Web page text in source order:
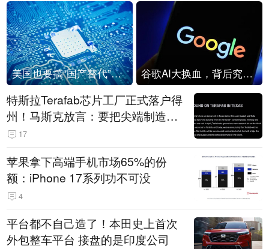
美国也要搞“国产替代”？先算清三笔账 谷歌AI大换血，背后究竟发生了什么？
特斯拉Terafab芯片工厂正式落户得
州！马斯克放言：要把尖端制造带
回美国
17
苹果拿下高端手机市场65%的份
额：iPhone 17系列功不可没
4
平台都不自己造了！本田史上首次
外包整车平台 接盘的是印度公司